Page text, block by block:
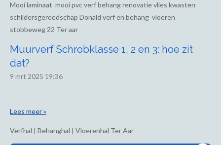
Mooi laminaat mooi pvc verf behang renovatie vlies kwasten
schildersgereedschap Donald verf en behang vloeren
stobbeweg 22 Ter aar
Muurverf Schrobklasse 1, 2 en 3: hoe zit
dat?
9 mrt 2025 19:36
Lees meer »
Verfhal | Behanghal | Vloerenhal Ter Aar